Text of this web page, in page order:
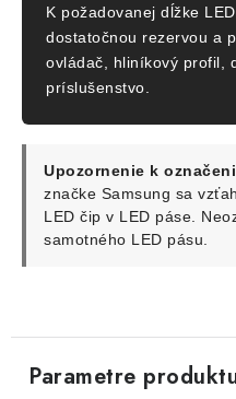
K požadovanej dĺžke
dostatočnou rezervou a
ovládač, hliníkový profil,
príslušenstvo.
Upozornenie k
značke Samsung sa
LED čip v LED páse.
samotného LED pásu.
Parametre